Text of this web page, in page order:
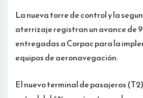
La nueva torre de control y la
aterrizaje registran un avance de
entregadas a Corpac para la
equipos de aeronavegación.
El nuevo terminal de pasajeros